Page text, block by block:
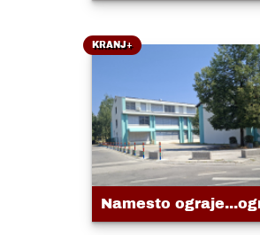
KRANJ+
Namesto